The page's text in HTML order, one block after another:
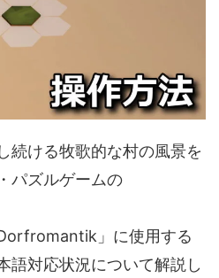
続ける牧歌的な村の風景を
パズルゲームの
」に使用する
語対応状況について解説し